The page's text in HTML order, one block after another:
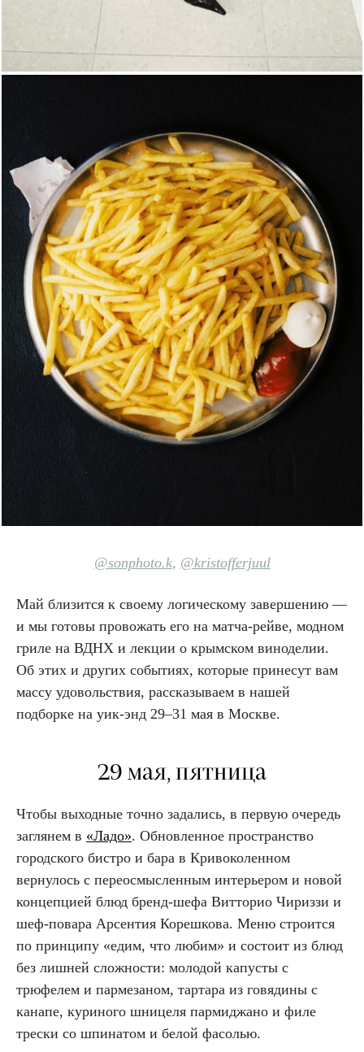
@sonphoto.k, @kristofferjuul
Май близится к своему логическому завершению —
и мы готовы провожать его на матча-рейве, модном
гриле на ВДНХ и лекции о крымском виноделии.
Об этих и других событиях, которые принесут вам
массу удовольствия, рассказываем в нашей
подборке на уик-энд 29–31 мая в Москве.
29 мая, пятница
Чтобы выходные точно задались, в первую очередь
заглянем в «Ладо». Обновленное пространство
городского бистро и бара в Кривоколенном
вернулось c переосмысленным интерьером и новой
концепцией блюд бренд-шефа Витторио Чириззи и
шеф-повара Арсентия Корешкова. Меню строится
по принципу «едим, что любим» и состоит из блюд
без лишней сложности: молодой капусты с
трюфелем и пармезаном, тартара из говядины с
канапе, куриного шницеля пармиджано и филе
трески со шпинатом и белой фасолью.